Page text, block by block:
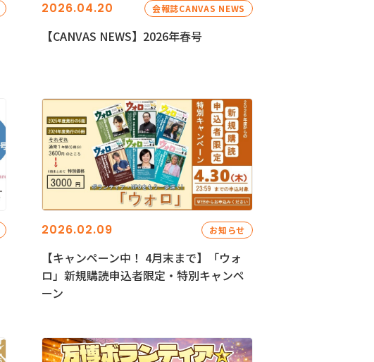
2026.04.20 会報誌CANVAS NEWS
【CANVAS NEWS】2026年春号
2026.02.09 お知らせ
【キャンペーン中！ 4月末まで】「ウォ
ロ」新規購読申込者限定・特別キャンペ
ーン